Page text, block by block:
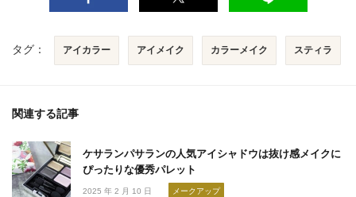
タグ： アイカラー アイメイク カラーメイク スティラ
関連する記事
ケサランパサランの人気アイシャドウは抜け感メイクに
ぴったりな優秀パレット
2025 年 2 月 10 日 メークアップ